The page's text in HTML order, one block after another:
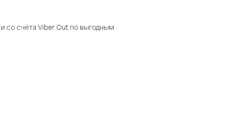
со счёта Viber Out по выгодным